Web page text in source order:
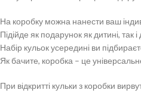
На коробку можна нанести ваш
Підійде як подарунок як дитині, так
Набір кульок усередині ви
Як бачите, коробка – це
При відкритті кульки з коробки